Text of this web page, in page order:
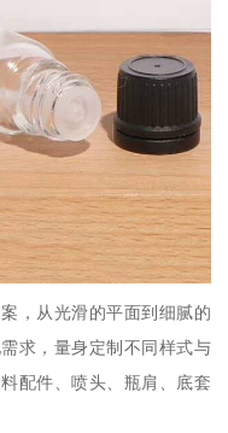
，从光滑的平面到细腻的
求，量身定制不同样式与
配件、喷头、瓶肩、底套